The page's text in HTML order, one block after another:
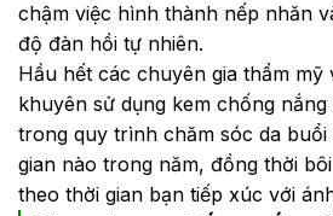
chậm việc hình thành nếp nhăn
độ đàn hồi tự nhiên.
Hầu hết các chuyên gia thẩm mỹ
khuyên sử dụng kem chống
trong quy trình chăm sóc da buổi
gian nào trong năm, đồng thời
theo thời gian bạn tiếp xúc với